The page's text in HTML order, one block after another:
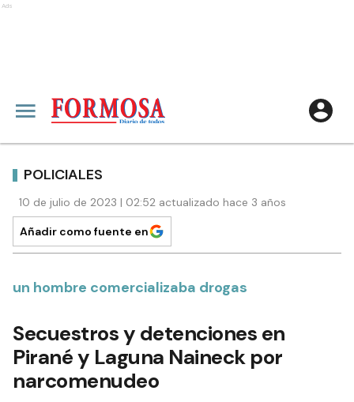
Ads
POLICIALES
10 de julio de 2023 | 02:52 actualizado hace 3 años
Añadir como fuente en
un hombre comercializaba drogas
Secuestros y detenciones en
Pirané y Laguna Naineck por
narcomenudeo